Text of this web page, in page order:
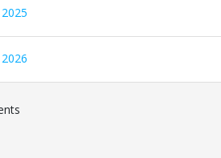
2025
2026